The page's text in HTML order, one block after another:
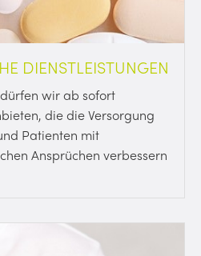
DIENSTLEISTUNGEN
wir ab sofort
die die Versorgung
Patienten mit
Ansprüchen verbessern